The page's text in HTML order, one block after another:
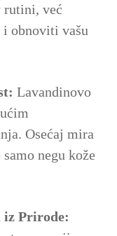
rutini, već
obnoviti vašu
Lavandinovo
Osećaj mira
negu kože
Prirode: